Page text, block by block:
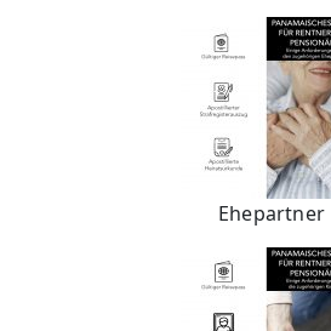
Ehepartner